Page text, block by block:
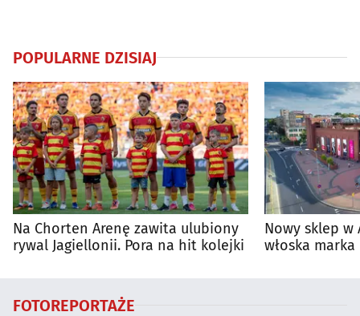
POPULARNE DZISIAJ
Na Chorten Arenę zawita ulubiony
rywal Jagiellonii. Pora na hit kolejki
Nowy sklep w
włoska
FOTOREPORTAŻE